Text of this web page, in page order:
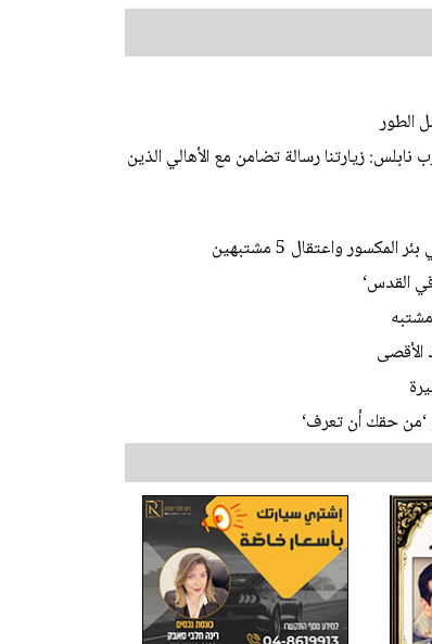
الطور
زيارتنا رسالة تضامن مع الأهالي الذين
واعتقال 5 مشتبهين
القدس‘
حقك أن تعرف‘